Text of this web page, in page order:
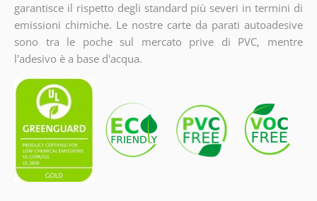
garantisce il rispetto degli standard più severi in termini di
emissioni chimiche. Le nostre carte da parati autoadesive
sono tra le poche sul mercato prive di PVC, mentre
l'adesivo è a base d'acqua.